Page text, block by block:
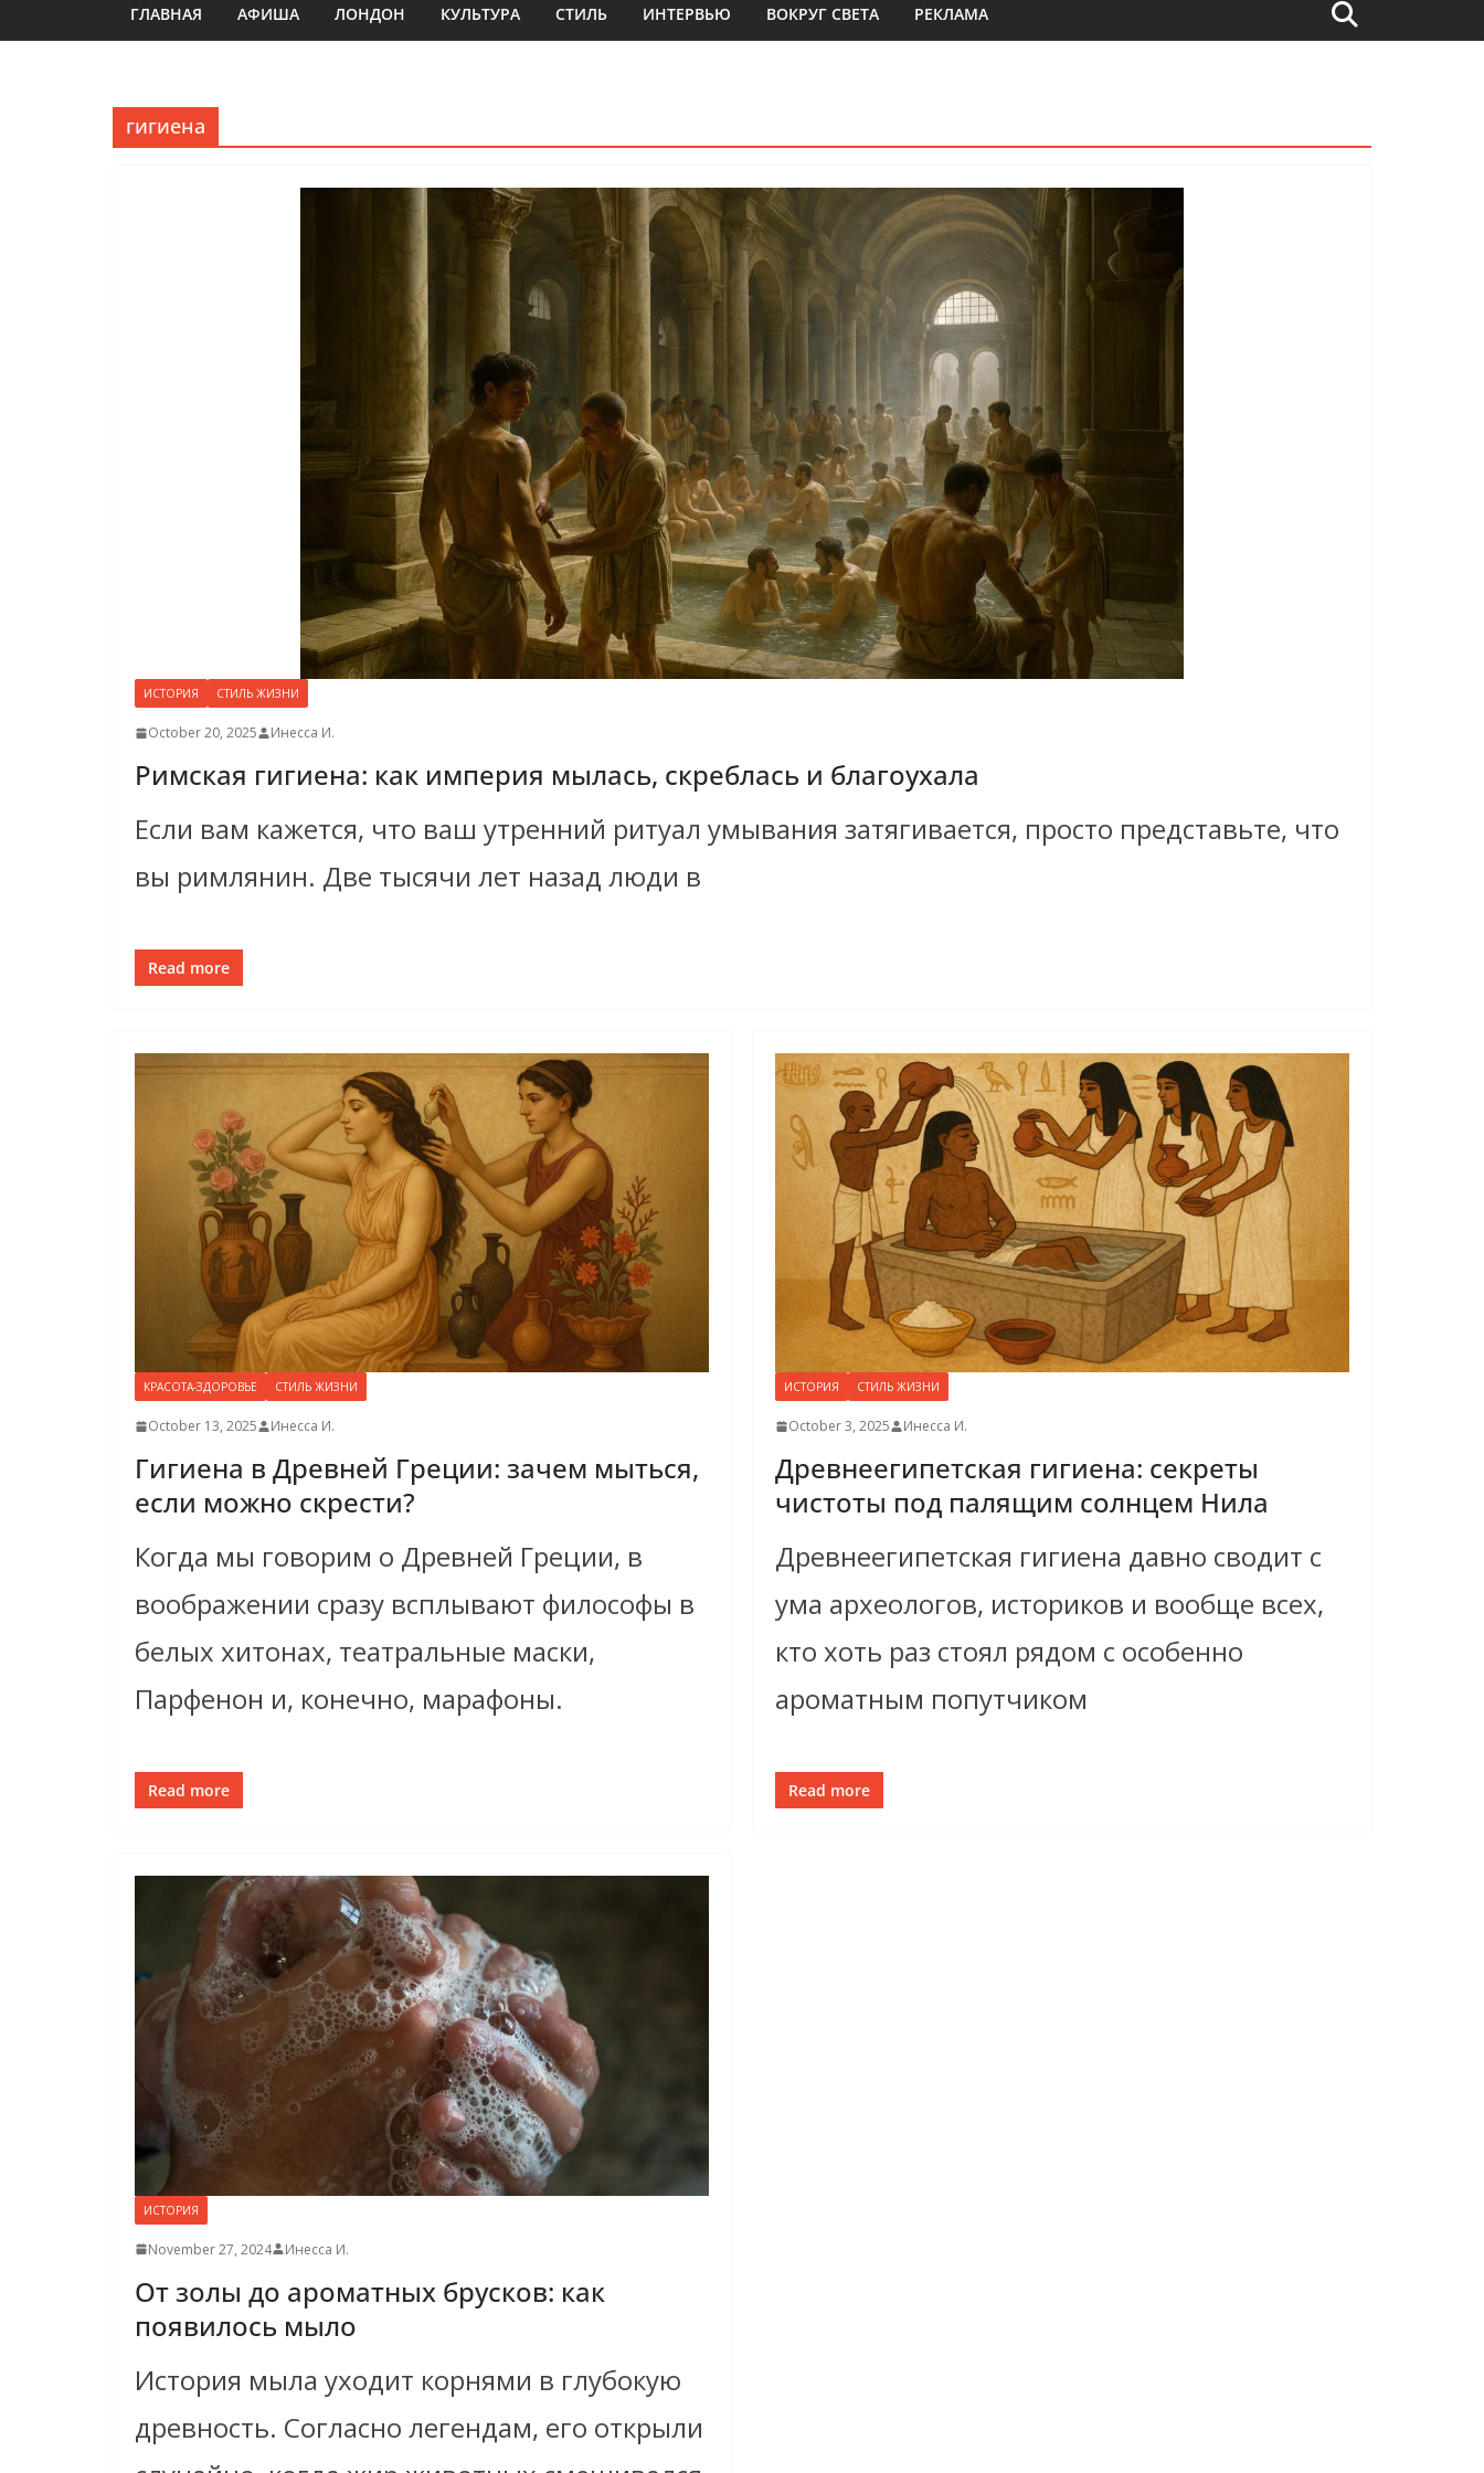
ГЛАВНАЯ АФИША ЛОНДОН КУЛЬТУРА СТИЛЬ ИНТЕРВЬЮ ВОКРУГ СВЕТА РЕКЛАМА
гигиена
ИСТОРИЯ СТИЛЬ ЖИЗНИ
October 20, 2025 Инесса И.
Римская гигиена: как империя мылась, скреблась и благоухала
Если вам кажется, что ваш утренний ритуал умывания затягивается, просто представьте, что
вы римлянин. Две тысячи лет назад люди в
Read more
КРАСОТА-ЗДОРОВЬЕ СТИЛЬ ЖИЗНИ
October 13, 2025 Инесса И.
Гигиена в Древней Греции: зачем мыться,
если можно скрести?
Когда мы говорим о Древней Греции, в
воображении сразу всплывают философы в
белых хитонах, театральные маски,
Парфенон и, конечно, марафоны.
Read more
ИСТОРИЯ СТИЛЬ ЖИЗНИ
October 3, 2025 Инесса И.
Древнеегипетская гигиена: секреты
чистоты под палящим солнцем Нила
Древнеегипетская гигиена давно сводит с
ума археологов, историков и вообще всех,
кто хоть раз стоял рядом с особенно
ароматным попутчиком
Read more
ИСТОРИЯ
November 27, 2024 Инесса И.
От золы до ароматных брусков: как
появилось мыло
История мыла уходит корнями в глубокую
древность. Согласно легендам, его открыли